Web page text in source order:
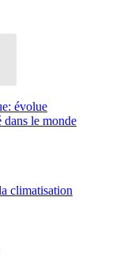
évolue
dans le monde
climatisation